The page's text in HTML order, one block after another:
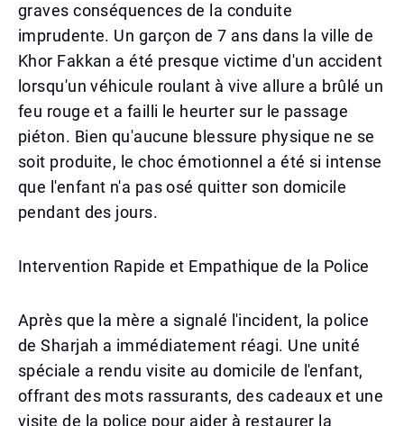
graves conséquences de la conduite
imprudente. Un garçon de 7 ans dans la ville de
Khor Fakkan a été presque victime d'un accident
lorsqu'un véhicule roulant à vive allure a brûlé un
feu rouge et a failli le heurter sur le passage
piéton. Bien qu'aucune blessure physique ne se
soit produite, le choc émotionnel a été si intense
que l'enfant n'a pas osé quitter son domicile
pendant des jours.
Intervention Rapide et Empathique de la Police
Après que la mère a signalé l'incident, la police
de Sharjah a immédiatement réagi. Une unité
spéciale a rendu visite au domicile de l'enfant,
offrant des mots rassurants, des cadeaux et une
visite de la police pour aider à restaurer la